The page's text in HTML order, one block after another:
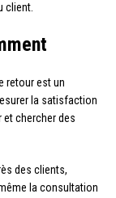
client.
retour est un
la satisfaction
chercher des
des clients,
la consultation